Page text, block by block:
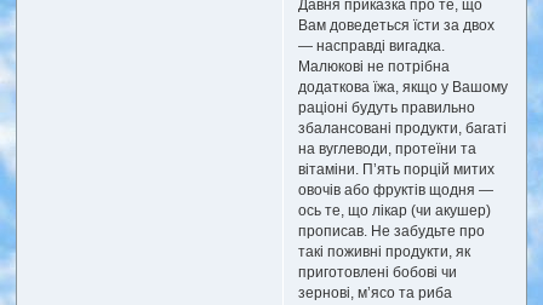
Давня приказка про те, що
Вам доведеться їсти за двох
— насправді вигадка.
Малюкові не потрібна
додаткова їжа, якщо у Вашому
раціоні будуть правильно
збалансовані продукти, багаті
на вуглеводи, протеїни та
вітаміни. П’ять порцій митих
овочів або фруктів щодня —
ось те, що лікар (чи акушер)
прописав. Не забудьте про
такі поживні продукти, як
приготовлені бобові чи
зернові, м’ясо та риба